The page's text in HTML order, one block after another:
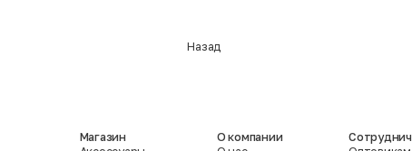
Назад
Магазин
О компании